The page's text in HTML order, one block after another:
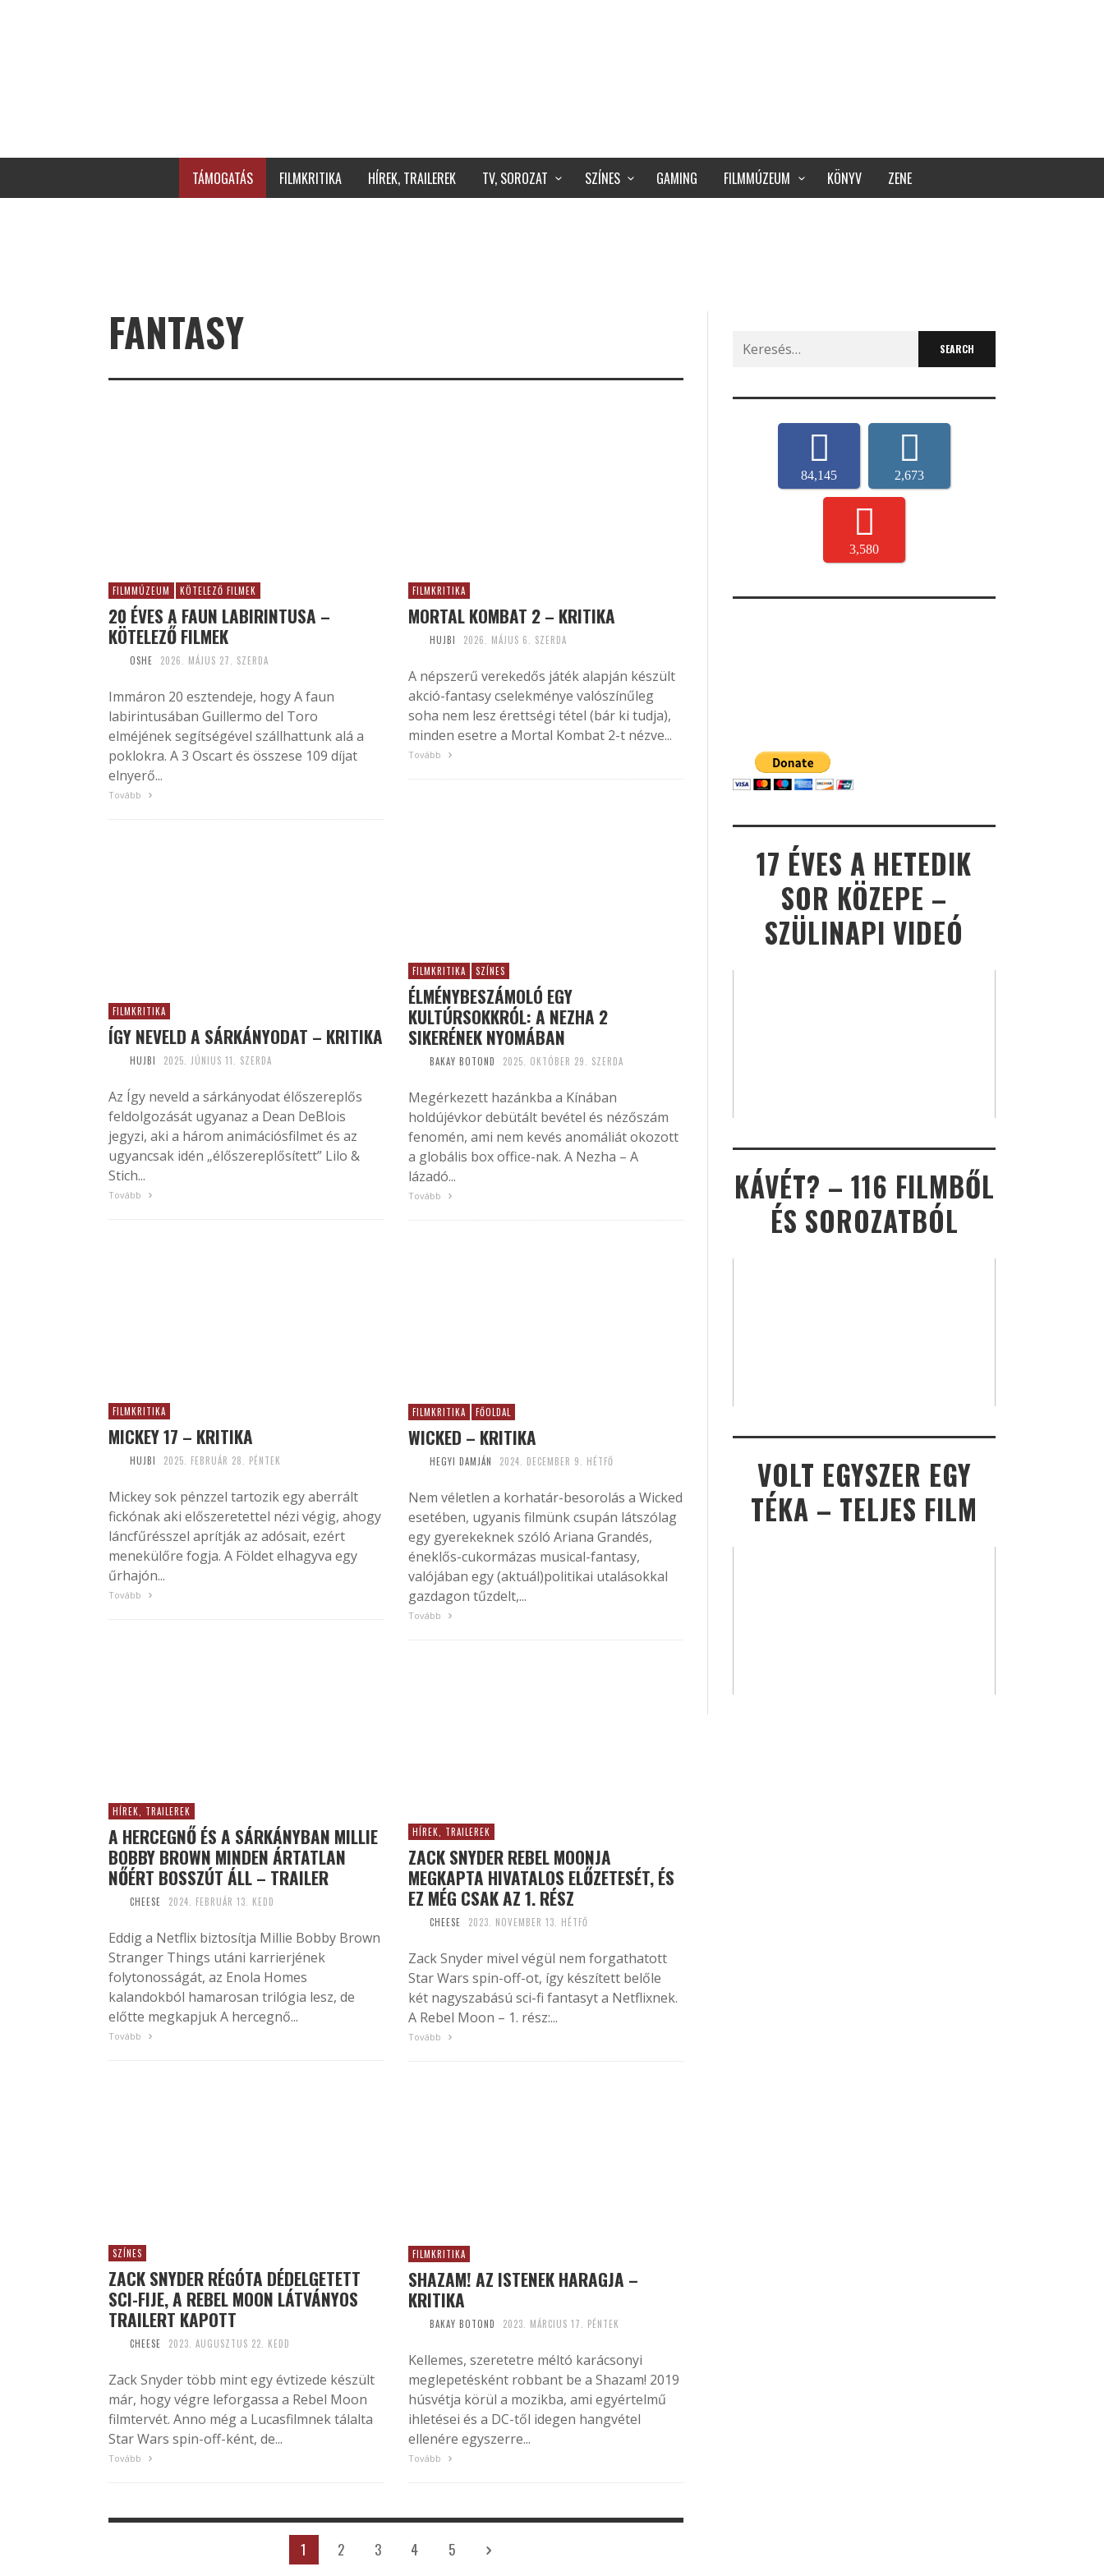
TÁMOGATÁS FILMKRITIKA HÍREK, TRAILEREK TV, SOROZAT SZÍNES GAMING FILMMÚZEUM KÖNYV ZENE
FANTASY
FILMMÚZEUM KÖTELEZŐ FILMEK
20 ÉVES A FAUN LABIRINTUSA –
KÖTELEZŐ FILMEK
OSHE 2026. MÁJUS 27. SZERDA
Immáron 20 esztendeje, hogy A faun
labirintusában Guillermo del Toro
elméjének segítségével szállhattunk alá a
poklokra. A 3 Oscart és összese 109 díjat
elnyerő...
Tovább
FILMKRITIKA
MORTAL KOMBAT 2 – KRITIKA
HUJBI 2026. MÁJUS 6. SZERDA
A népszerű verekedős játék alapján készült
akció-fantasy cselekménye valószínűleg
soha nem lesz érettségi tétel (bár ki tudja),
minden esetre a Mortal Kombat 2-t nézve...
Tovább
FILMKRITIKA SZÍNES
ÉLMÉNYBESZÁMOLÓ EGY
KULTÚRSOKKRÓL: A NEZHA 2
SIKERÉNEK NYOMÁBAN
BAKAY BOTOND 2025. OKTÓBER 29. SZERDA
Megérkezett hazánkba a Kínában
holdújévkor debütált bevétel és nézőszám
fenomén, ami nem kevés anomáliát okozott
a globális box office-nak. A Nezha – A
lázadó...
Tovább
FILMKRITIKA
ÍGY NEVELD A SÁRKÁNYODAT – KRITIKA
HUJBI 2025. JÚNIUS 11. SZERDA
Az Így neveld a sárkányodat élőszereplős
feldolgozását ugyanaz a Dean DeBlois
jegyzi, aki a három animációsfilmet és az
ugyancsak idén „élőszereplősített” Lilo &
Stich...
Tovább
FILMKRITIKA
MICKEY 17 – KRITIKA
HUJBI 2025. FEBRUÁR 28. PÉNTEK
Mickey sok pénzzel tartozik egy aberrált
fickónak aki előszeretettel nézi végig, ahogy
láncfűrésszel aprítják az adósait, ezért
menekülőre fogja. A Földet elhagyva egy
űrhajón...
Tovább
FILMKRITIKA FŐOLDAL
WICKED – KRITIKA
HEGYI DAMJÁN 2024. DECEMBER 9. HÉTFŐ
Nem véletlen a korhatár-besorolás a Wicked
esetében, ugyanis filmünk csupán látszólag
egy gyerekeknek szóló Ariana Grandés,
éneklős-cukormázas musical-fantasy,
valójában egy (aktuál)politikai utalásokkal
gazdagon tűzdelt,...
Tovább
HÍREK, TRAILEREK
A HERCEGNŐ ÉS A SÁRKÁNYBAN MILLIE
BOBBY BROWN MINDEN ÁRTATLAN
NŐÉRT BOSSZÚT ÁLL – TRAILER
CHEESE 2024. FEBRUÁR 13. KEDD
Eddig a Netflix biztosítja Millie Bobby Brown
Stranger Things utáni karrierjének
folytonosságát, az Enola Homes
kalandokból hamarosan trilógia lesz, de
előtte megkapjuk A hercegnő...
Tovább
HÍREK, TRAILEREK
ZACK SNYDER REBEL MOONJA
MEGKAPTA HIVATALOS ELŐZETESÉT, ÉS
EZ MÉG CSAK AZ 1. RÉSZ
CHEESE 2023. NOVEMBER 13. HÉTFŐ
Zack Snyder mivel végül nem forgathatott
Star Wars spin-off-ot, így készített belőle
két nagyszabású sci-fi fantasyt a Netflixnek.
A Rebel Moon – 1. rész:...
Tovább
SZÍNES
ZACK SNYDER RÉGÓTA DÉDELGETETT
SCI-FIJE, A REBEL MOON LÁTVÁNYOS
TRAILERT KAPOTT
CHEESE 2023. AUGUSZTUS 22. KEDD
Zack Snyder több mint egy évtizede készült
már, hogy végre leforgassa a Rebel Moon
filmtervét. Anno még a Lucasfilmnek tálalta
Star Wars spin-off-ként, de...
Tovább
FILMKRITIKA
SHAZAM! AZ ISTENEK HARAGJA –
KRITIKA
BAKAY BOTOND 2023. MÁRCIUS 17. PÉNTEK
Kellemes, szeretetre méltó karácsonyi
meglepetésként robbant be a Shazam! 2019
húsvétja körül a mozikba, ami egyértelmű
ihletései és a DC-től idegen hangvétel
ellenére egyszerre...
Tovább
1 2 3 4 5
Search
for:
84,145 2,673
3,580
17 ÉVES A HETEDIK
SOR KÖZEPE –
SZÜLINAPI VIDEÓ
KÁVÉT? – 116 FILMBŐL
ÉS SOROZATBÓL
VOLT EGYSZER EGY
TÉKA – TELJES FILM